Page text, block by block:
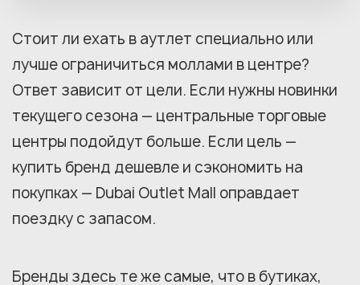
Стоит ли ехать в аутлет специально или
лучше ограничиться моллами в центре?
Ответ зависит от цели. Если нужны новинки
текущего сезона — центральные торговые
центры подойдут больше. Если цель —
купить бренд дешевле и сэкономить на
покупках — Dubai Outlet Mall оправдает
поездку с запасом.
Бренды здесь те же самые, что в бутиках,